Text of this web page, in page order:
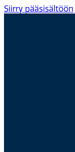
Siirry pääsisältöön